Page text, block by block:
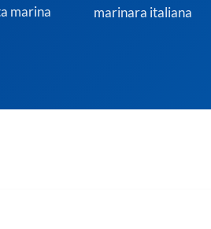
marina
marinara italiana